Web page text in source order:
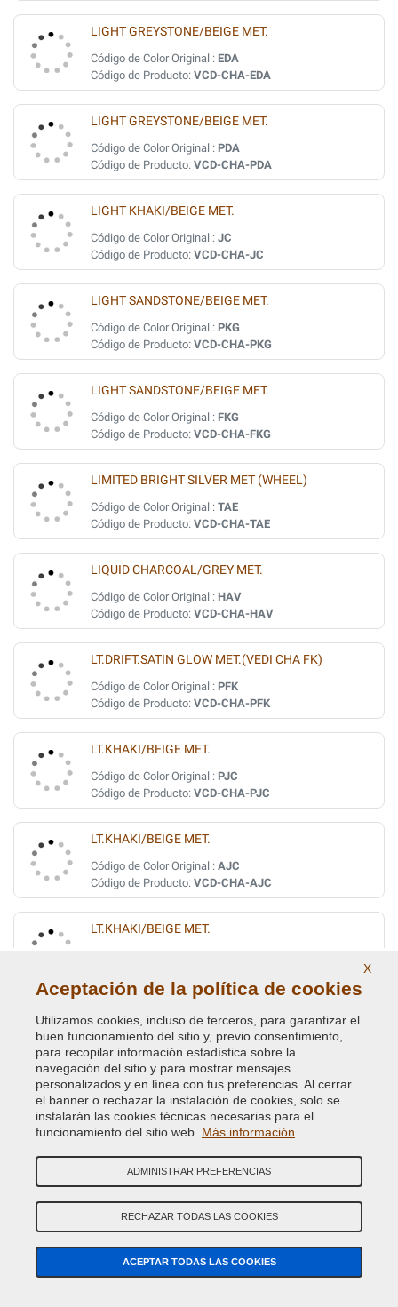
LIGHT GREYSTONE/BEIGE MET.
Código de Color Original : EDA
Código de Producto: VCD-CHA-EDA
LIGHT GREYSTONE/BEIGE MET.
Código de Color Original : PDA
Código de Producto: VCD-CHA-PDA
LIGHT KHAKI/BEIGE MET.
Código de Color Original : JC
Código de Producto: VCD-CHA-JC
LIGHT SANDSTONE/BEIGE MET.
Código de Color Original : PKG
Código de Producto: VCD-CHA-PKG
LIGHT SANDSTONE/BEIGE MET.
Código de Color Original : FKG
Código de Producto: VCD-CHA-FKG
LIMITED BRIGHT SILVER MET (WHEEL)
Código de Color Original : TAE
Código de Producto: VCD-CHA-TAE
LIQUID CHARCOAL/GREY MET.
Código de Color Original : HAV
Código de Producto: VCD-CHA-HAV
LT.DRIFT.SATIN GLOW MET.(VEDI CHA FK)
Código de Color Original : PFK
Código de Producto: VCD-CHA-PFK
LT.KHAKI/BEIGE MET.
Código de Color Original : PJC
Código de Producto: VCD-CHA-PJC
LT.KHAKI/BEIGE MET.
Código de Color Original : AJC
Código de Producto: VCD-CHA-AJC
LT.KHAKI/BEIGE MET.
LT.MONTEGO BLUE PRL. MET.
Código de Color Original :CH
Código de Producto:
VCD-CHA-CH
LT.MYNX PEARL MET. (JEEP)
Código de Color Original :V1/89
LUXURY/RUGGER BROWN MET.
X
Aceptación de la política de cookies
Utilizamos cookies, incluso de terceros, para garantizar el
buen funcionamiento del sitio y, previo consentimiento,
para recopilar información estadística sobre la
navegación del sitio y para mostrar mensajes
personalizados y en línea con tus preferencias. Al cerrar
el banner o rechazar la instalación de cookies, solo se
instalarán las cookies técnicas necesarias para el
funcionamiento del sitio web. Más información
ADMINISTRAR PREFERENCIAS
RECHAZAR TODAS LAS COOKIES
ACEPTAR TODAS LAS COOKIES